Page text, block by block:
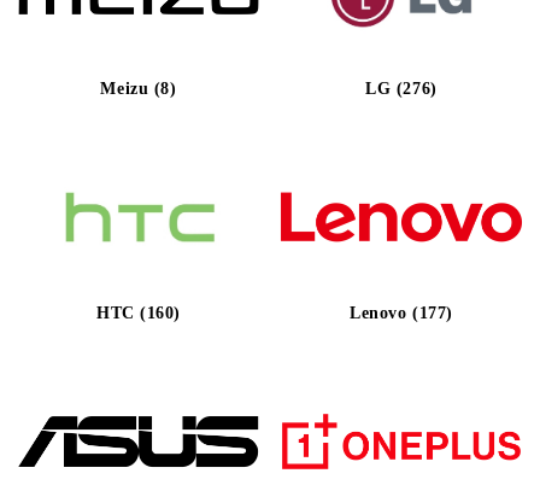
Meizu (8) LG (276)
HTC (160) Lenovo (177)